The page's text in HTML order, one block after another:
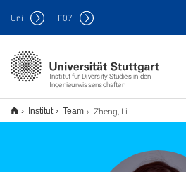
Institut für Diversity Studies in den
Ingenieurwissenschaften
Uni F07
Institut Team Zheng, Li